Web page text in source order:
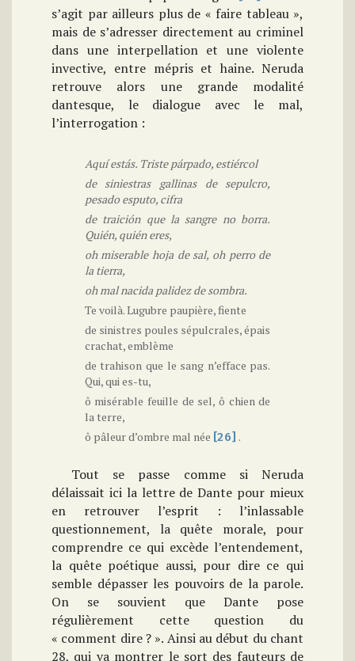
s’agit par ailleurs plus de « faire tableau »,
mais de s’adresser directement au criminel
dans une interpellation et une violente
invective, entre mépris et haine. Neruda
retrouve alors une grande modalité
dantesque, le dialogue avec le mal,
l’interrogation :
Aquí estás. Triste párpado, estiércol
de siniestras gallinas de sepulcro,
pesado esputo, cifra
de traición que la sangre no borra.
Quién, quién eres,
oh miserable hoja de sal, oh perro de
la tierra,
oh mal nacida palidez de sombra.
Te voilà. Lugubre paupière, fiente
de sinistres poules sépulcrales, épais
crachat, emblème
de trahison que le sang n’efface pas.
Qui, qui es-tu,
ô misérable feuille de sel, ô chien de
la terre,
ô pâleur d’ombre mal née [26] .
Tout se passe comme si Neruda
délaissait ici la lettre de Dante pour mieux
en retrouver l’esprit : l’inlassable
questionnement, la quête morale, pour
comprendre ce qui excède l’entendement,
la quête poétique aussi, pour dire ce qui
semble dépasser les pouvoirs de la parole.
On se souvient que Dante pose
régulièrement cette question du
« comment dire ? ». Ainsi au début du chant
28, qui va montrer le sort des fauteurs de